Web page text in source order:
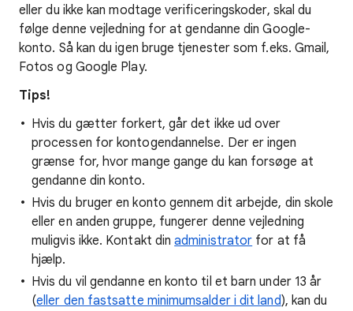
eller du ikke kan modtage verificeringskoder, skal du
følge denne vejledning for at gendanne din Google-
konto. Så kan du igen bruge tjenester som f.eks. Gmail,
Fotos og Google Play.
Tips!
Hvis du gætter forkert, går det ikke ud over
processen for kontogendannelse. Der er ingen
grænse for, hvor mange gange du kan forsøge at
gendanne din konto.
Hvis du bruger en konto gennem dit arbejde, din skole
eller en anden gruppe, fungerer denne vejledning
muligvis ikke. Kontakt dinadministrator for at få
hjælp.
Hvis du vil gendanne en konto til et barn under 13 år
(eller den fastsatte minimumsalder i dit land), kan du